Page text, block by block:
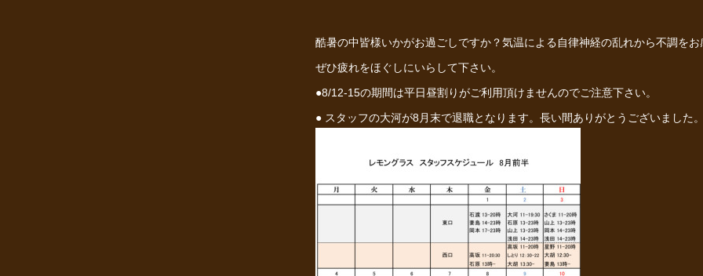
酷暑の中皆様いかがお過ごしですか？気温による自律神経の乱れから不調を
ぜひ疲れをほぐしにいらして下さい。
●8/12-15の期間は平日昼割りがご利用頂けませんのでご注意下さい。
● スタッフの大河が8月末で退職となります。長い間ありがとうございました